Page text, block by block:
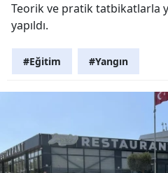
Teorik ve pratik tatbikatlarla
yapıldı.
#Eğitim #Yangın